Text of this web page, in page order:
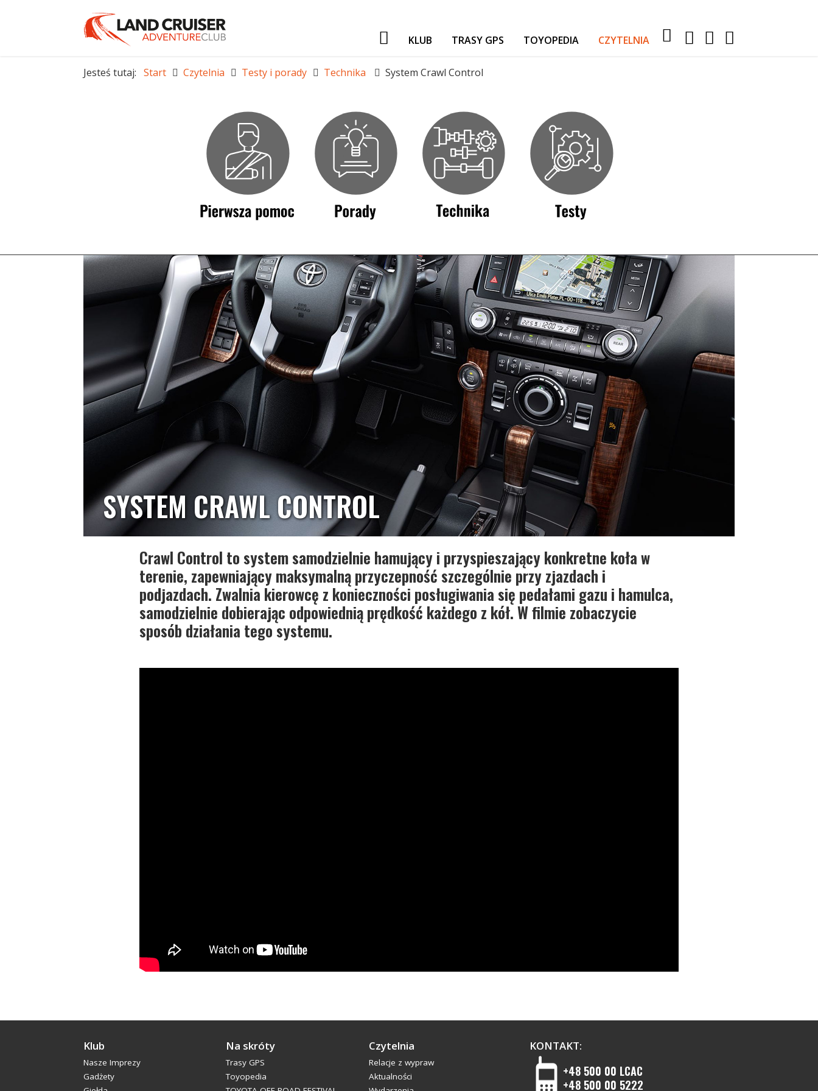
KLUB
FORUM TORF
TRASY GPS TOYOPEDIA CZYTELNIA
Jesteś tutaj: Start Czytelnia Testy i porady Technika System Crawl Control
SYSTEM CRAWL CONTROL
Crawl Control to system samodzielnie hamujący i przyspieszający konkretne koła w
terenie, zapewniający maksymalną przyczepność szczególnie przy zjazdach i
podjazdach. Zwalnia kierowcę z konieczności posługiwania się pedałami gazu i hamulca,
samodzielnie dobierając odpowiednią prędkość każdego z kół. W filmie zobaczycie
sposób działania tego systemu.
Klub
Nasze Imprezy
Gadżety
Na skróty
Trasy GPS
Toyopedia
Czytelnia
Relacje z wypraw
Aktualności
KONTAKT:
+48 500 00 LCAC
+48 500 00 5222